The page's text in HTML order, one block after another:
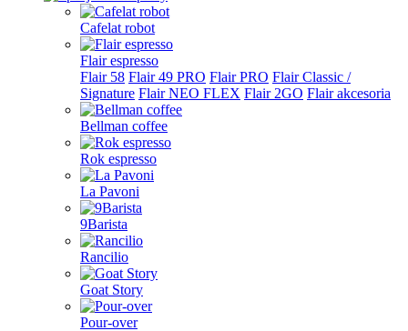
Cafelat robot
Flair espresso
Flair 58 Flair 49 PRO Flair PRO Flair Classic /
Signature Flair NEO FLEX Flair 2GO Flair akcesoria
Bellman coffee
Rok espresso
La Pavoni
9Barista
Rancilio
Goat Story
Pour-over